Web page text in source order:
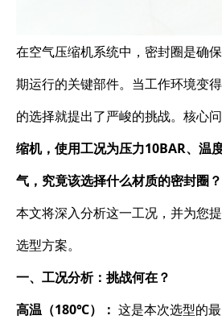
在空气压缩机系统中，密封圈是确
期运行的关键部件。当工作环境变
的选择就提出了严峻的挑战。核心问
缩机，使用工况为压力10BAR、温
气，究竟该选择什么材质的密封圈？
本文将深入分析这一工况，并为您
选型方案。
一、工况分析：挑战何在？
高温（180℃）：
这是本次选型的